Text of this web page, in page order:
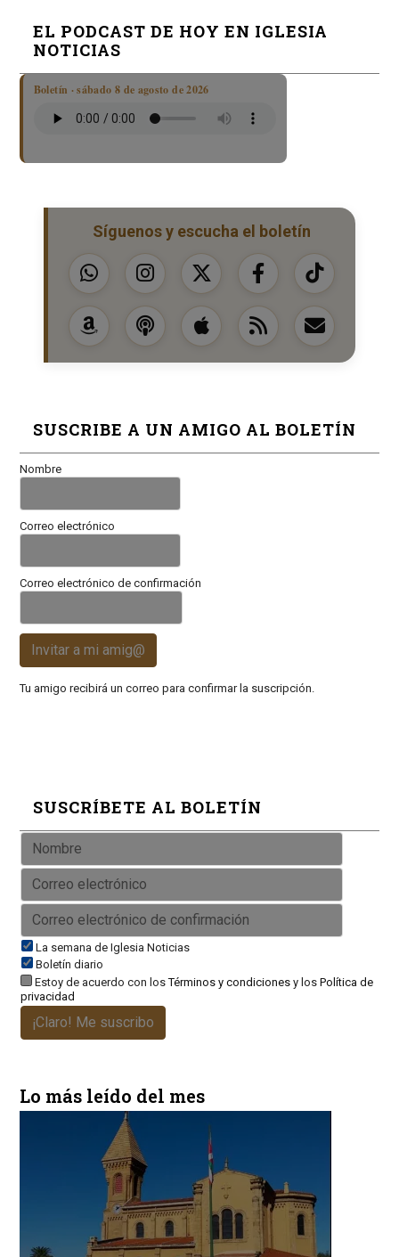
EL PODCAST DE HOY EN IGLESIA
NOTICIAS
Boletín · sábado 8 de agosto de 2026
Síguenos y escucha el boletín
SUSCRIBE A UN AMIGO AL BOLETÍN
Nombre
Correo electrónico
Correo electrónico de confirmación
Invitar a mi amig@
Tu amigo recibirá un correo para confirmar la suscripción.
SUSCRÍBETE AL BOLETÍN
La semana de Iglesia Noticias
Boletín diario
Estoy de acuerdo con losTérminos y condicionesy los Política de
privacidad
¡Claro! Me suscribo
Lo más leído del mes